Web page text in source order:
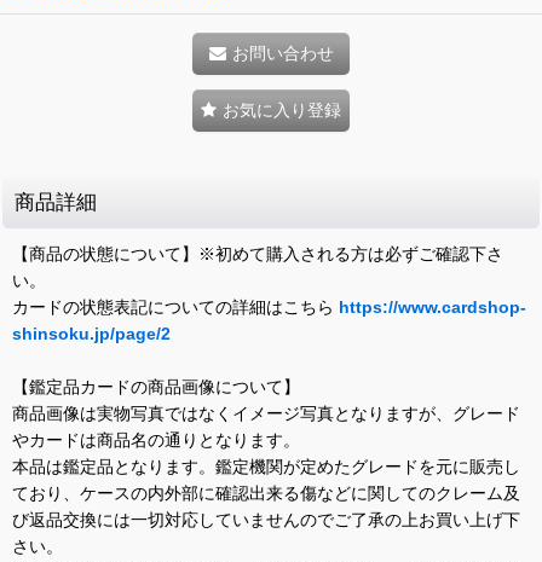
お問い合わせ
お気に入り登録
商品詳細
【商品の状態について】※初めて購入される方は必ずご確認下さ
い。
カードの状態表記についての詳細はこちら https://www.cardshop-
shinsoku.jp/page/2
【鑑定品カードの商品画像について】
商品画像は実物写真ではなくイメージ写真となりますが、グレード
やカードは商品名の通りとなります。
本品は鑑定品となります。鑑定機関が定めたグレードを元に販売し
ており、ケースの内外部に確認出来る傷などに関してのクレーム及
び返品交換には一切対応していませんのでご了承の上お買い上げ下
さい。